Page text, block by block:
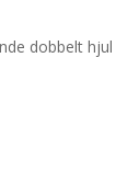
dobbelt hjul